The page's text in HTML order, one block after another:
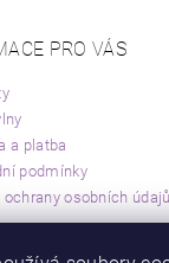
PRO VÁS
a platba
podmínky
ochrany osobních údajů